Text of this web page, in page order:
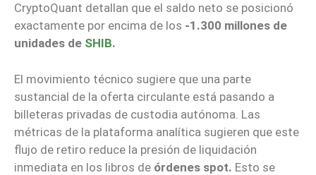
CryptoQuant detallan que el saldo neto se posicionó
exactamente por encima de los -1.300 millones de
unidades de SHIB.
El movimiento técnico sugiere que una parte
sustancial de la oferta circulante está pasando a
billeteras privadas de custodia autónoma. Las
métricas de la plataforma analítica sugieren que este
flujo de retiro reduce la presión de liquidación
inmediata en los libros de órdenes spot. Esto se